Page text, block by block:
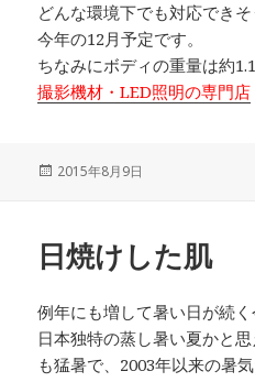
どんな環境下でも対応でき
今年の12月予定です。
ちなみにボディの重量は約
撮影機材・LED照明の専門店
投
2015年8月9日
日焼けした肌
例年にも増して暑い日が続く
日本独特の蒸し暑い夏かと
も猛暑で、2003年以来の暑